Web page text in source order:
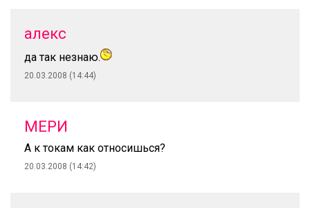
алекс
да так незнаю.
20.03.2008 (14:44)
МЕРИ
А к токам как относишься?
20.03.2008 (14:42)